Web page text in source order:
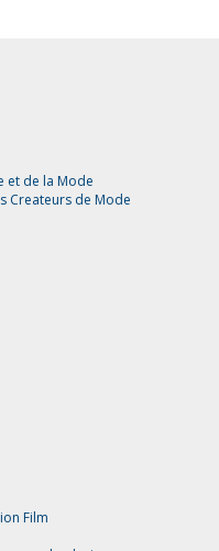
et de la Mode
Createurs de Mode
Film